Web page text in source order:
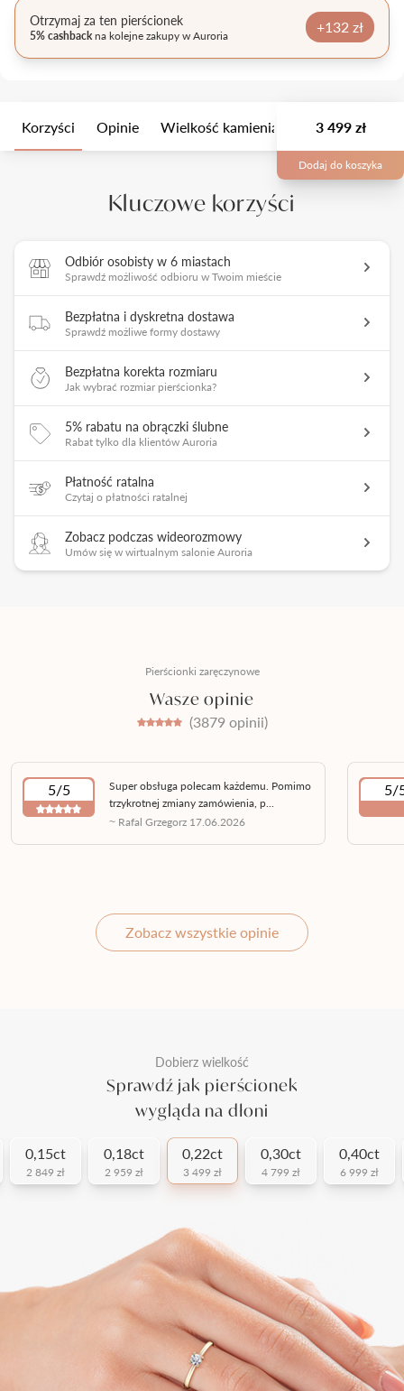
Otrzymaj za ten pierścionek
5% cashbackna kolejne zakupy w Auroria +132 zł
Korzyści Opinie Wielkość kamienia Opis
3 499 zł
Dodaj do koszyka
Kluczowe korzyści
Odbiór osobisty w 6 miastach
Sprawdź możliwość odbioru w Twoim mieście
Bezpłatna i dyskretna dostawa
Sprawdź możliwe formy dostawy
Bezpłatna korekta rozmiaru
Jak wybrać rozmiar pierścionka?
5% rabatu na obrączki ślubne
Rabat tylko dla klientów Auroria
Płatność ratalna
Czytaj o płatności ratalnej
Zobacz podczas wideorozmowy
Umów się w wirtualnym salonie Auroria
Pierścionki zaręczynowe
Wasze opinie
(3879 opinii)
5/5
Super obsługa polecam każdemu. Pomimo
trzykrotnej zmiany zamówienia, p...
~ Rafal Grzegorz 17.06.2026
5/
Zobacz wszystkie opinie
Dobierz wielkość
Sprawdź jak pierścionek
wygląda na dłoni
0,15ct
2 849 zł
0,18ct
2 959 zł
0,22ct
3 499 zł
0,30ct
4 799 zł
0,40ct
6 999 zł